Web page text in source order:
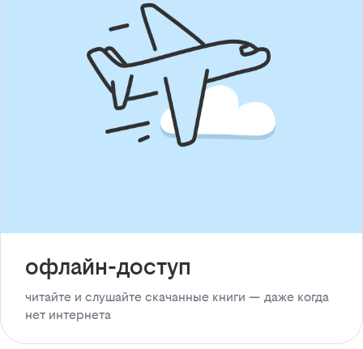
офлайн-доступ
читайте и слушайте скачанные книги — даже когда
нет интернета